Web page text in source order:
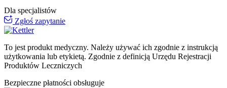
Dla specjalistów
Zgłoś zapytanie
To jest produkt medyczny. Należy używać ich zgodnie z instrukcją
użytkowania lub etykietą. Zgodnie z definicją Urzędu Rejestracji
Produktów Leczniczych
Bezpieczne płatności obsługuje